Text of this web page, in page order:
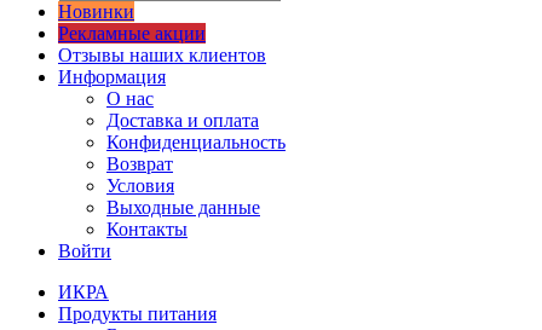
Новинки
Рекламные акции
Отзывы наших клиентов
Информация
О нас
Доставка и оплата
Конфиденциальность
Возврат
Условия
Выходные данные
Контакты
Войти
ИКРА
Продукты питания